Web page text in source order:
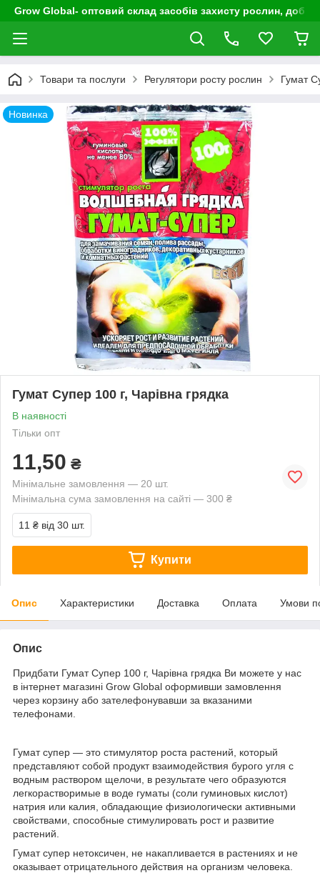
Grow Global- оптовий склад засобів захисту рослин,
Товари та послуги Регулятори росту рослин Гумат
Новинка
Гумат Супер 100 г, Чарівна грядка
В наявності
Тільки опт
11,50 ₴
Мінімальне замовлення — 20 шт.
Мінімальна сума замовлення на сайті — 300 ₴
11 ₴ від 30 шт.
Купити
Опис Характеристики Доставка Оплата Умови
Опис
Придбати Гумат Супер 100 г, Чарівна грядка Ви можете у нас
в інтернет магазині Grow Global оформивши замовлення
через корзину або зателефонувавши за вказаними
телефонами.
Гумат супер ― это стимулятор роста растений, который
представляют собой продукт взаимодействия бурого угля с
водным раствором щелочи, в результате чего образуются
легкорастворимые в воде гуматы (соли гуминовых кислот)
натрия или калия, обладающие физиологически активными
свойствами, способные стимулировать рост и развитие
растений.
Гумат супер нетоксичен, не накапливается в растениях и не
оказывает отрицательного действия на организм человека.